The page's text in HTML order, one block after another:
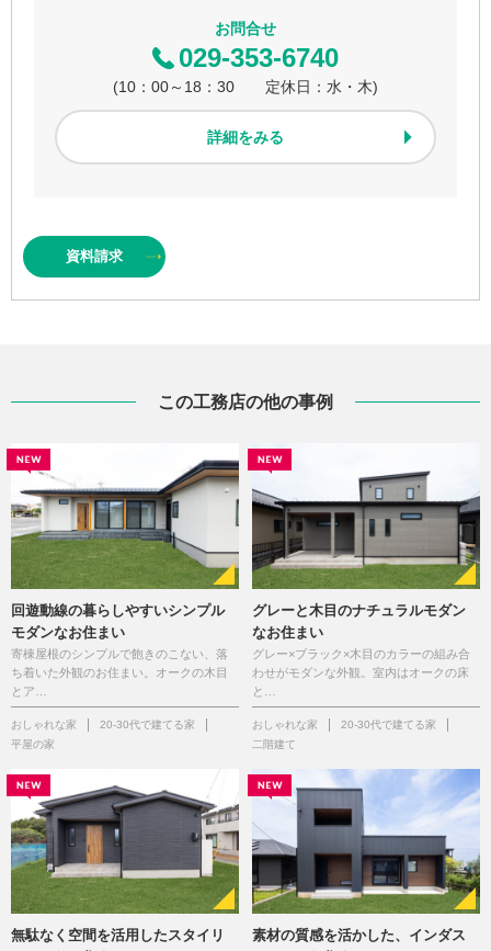
お問合せ
029-353-6740
(10：00～18：30 定休日：水・木)
詳細をみる
資料請求
この工務店の他の事例
回遊動線の暮らしやすいシンプル
モダンなお住まい
寄棟屋根のシンプルで飽きのこない、落
ち着いた外観のお住まい。オークの木目
とア…
おしゃれな家
20-30代で建てる家
平屋の家
グレーと木目のナチュラルモダン
なお住まい
グレー×ブラック×木目のカラーの組み合
わせがモダンな外観。室内はオークの床
と…
おしゃれな家
20-30代で建てる家
二階建て
無駄なく空間を活用したスタイリ
素材の質感を活かした、インダス